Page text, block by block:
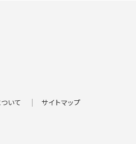
いて サイトマップ